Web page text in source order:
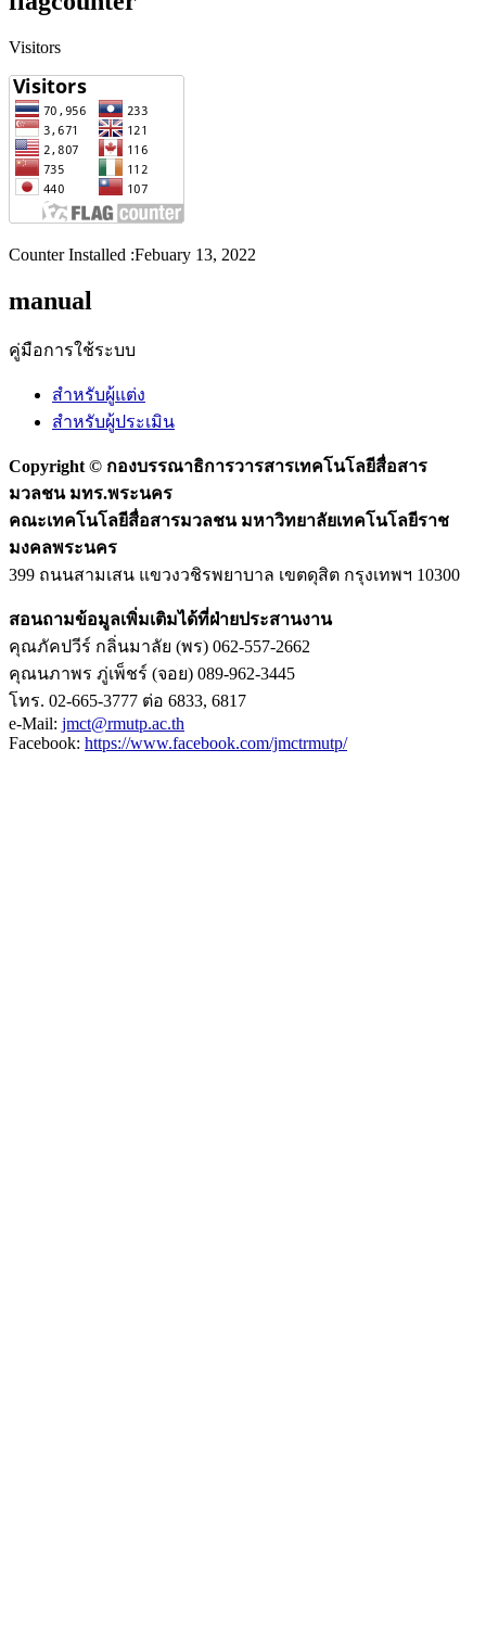
Visitors
Counter Installed :Febuary 13, 2022
manual
คู่มือการใช้ระบบ
สำหรับผู้แต่ง
สำหรับผู้ประเมิน
Copyright © กองบรรณาธิการวารสารเทคโนโลยีสื่อสาร
มวลชน มทร.พระนคร
คณะเทคโนโลยีสื่อสารมวลชน มหาวิทยาลัยเทคโนโลยีราช
มงคลพระนคร
399 ถนนสามเสน แขวงวชิรพยาบาล เขตดุสิต กรุงเทพฯ 10300
สอนถามข้อมูลเพิ่มเติมได้ที่ฝ่ายประสานงาน
คุณภัคปวีร์ กลิ่นมาลัย (พร) 062-557-2662
คุณนภาพร ภู่เพ็ชร์ (จอย) 089-962-3445
โทร. 02-665-3777 ต่อ 6833, 6817
e-Mail: jmct@rmutp.ac.th
Facebook: https://www.facebook.com/jmctrmutp/